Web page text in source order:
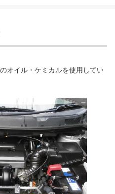
オイル・ケミカルを使用してい